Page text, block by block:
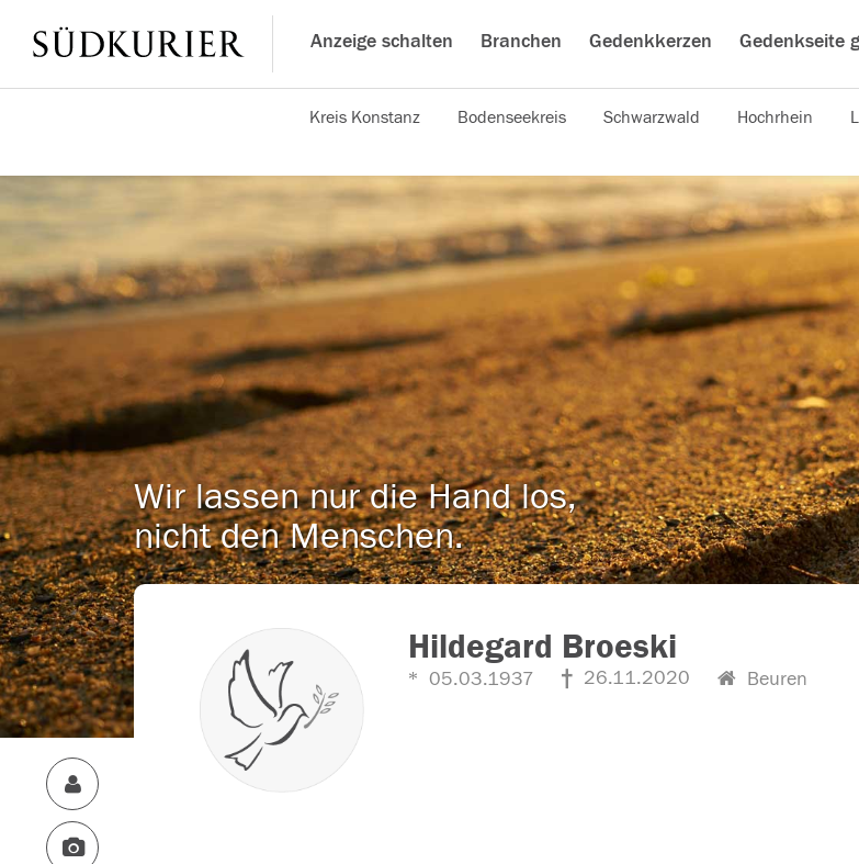
Anzeige schalten Branchen Gedenkkerzen Gedenkseite
Kreis Konstanz Bodenseekreis Schwarzwald Hochrhein
Wir lassen nur die Hand los,
nicht den Menschen.
Hildegard Broeski
05.03.1937 26.11.2020 Beuren